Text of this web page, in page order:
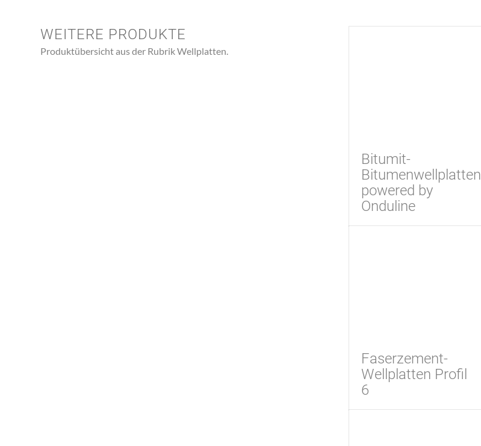
WEITERE PRODUKTE
Produktübersicht aus der Rubrik Wellplatten.
Bitumit-
Bitumenwellplatten
powered by
Onduline
Faserzement-
Wellplatten Profil
6